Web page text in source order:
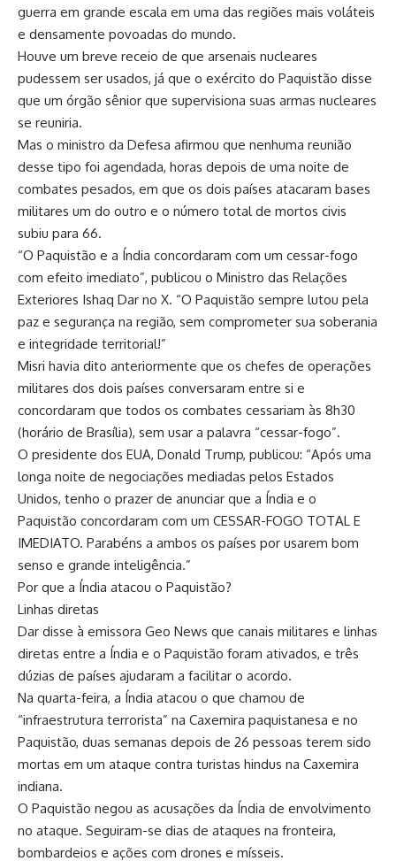
guerra em grande escala em uma das regiões mais voláteis
e densamente povoadas do mundo.
Houve um breve receio de que arsenais nucleares
pudessem ser usados, já que o exército do Paquistão disse
que um órgão sênior que supervisiona suas armas nucleares
se reuniria.
Mas o ministro da Defesa afirmou que nenhuma reunião
desse tipo foi agendada, horas depois de uma noite de
combates pesados, em que os dois países atacaram bases
militares um do outro e o número total de mortos civis
subiu para 66.
“O Paquistão e a Índia concordaram com um cessar-fogo
com efeito imediato”, publicou o Ministro das Relações
Exteriores Ishaq Dar no X. “O Paquistão sempre lutou pela
paz e segurança na região, sem comprometer sua soberania
e integridade territorial!”
Misri havia dito anteriormente que os chefes de operações
militares dos dois países conversaram entre si e
concordaram que todos os combates cessariam às 8h30
(horário de Brasília), sem usar a palavra “cessar-fogo”.
O presidente dos EUA, Donald Trump, publicou: “Após uma
longa noite de negociações mediadas pelos Estados
Unidos, tenho o prazer de anunciar que a Índia e o
Paquistão concordaram com um CESSAR-FOGO TOTAL E
IMEDIATO. Parabéns a ambos os países por usarem bom
senso e grande inteligência.”
Por que a Índia atacou o Paquistão?
Linhas diretas
Dar disse à emissora Geo News que canais militares e linhas
diretas entre a Índia e o Paquistão foram ativados, e três
dúzias de países ajudaram a facilitar o acordo.
Na quarta-feira, a Índia atacou o que chamou de
“infraestrutura terrorista” na Caxemira paquistanesa e no
Paquistão, duas semanas depois de 26 pessoas terem sido
mortas em um ataque contra turistas hindus na Caxemira
indiana.
O Paquistão negou as acusações da Índia de envolvimento
no ataque. Seguiram-se dias de ataques na fronteira,
bombardeios e ações com drones e mísseis.